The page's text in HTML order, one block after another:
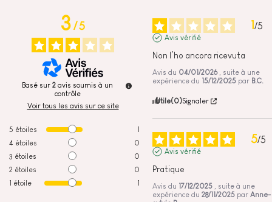
3/5
Basé sur 2 avis soumis à un
contrôle
Voir tous les avis sur ce site
5 étoiles
1
4 étoiles
0
3 étoiles
0
2 étoiles
0
1 étoile 1
1/5
Avis vérifié
Non l’ho ancora ricevuta
Avis du 04/01/2026 , suite à une
expérience du 15/12/2025 par B.C.
Utile(0)Signaler
5/5
Avis vérifié
Pratique
Avis du 17/12/2025 , suite à une
expérience du 28/11/2025 par Anne-